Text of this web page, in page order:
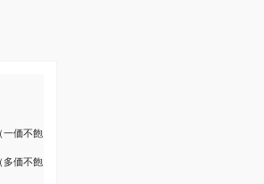
一価不飽
多価不飽